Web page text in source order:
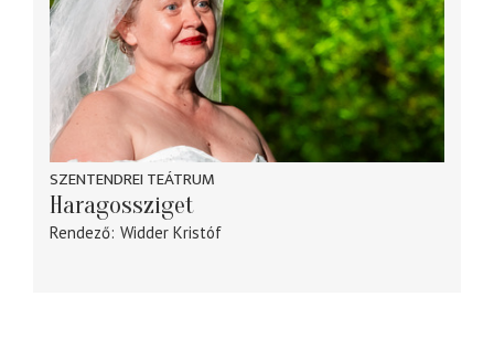
SZENTENDREI TEÁTRUM
Haragossziget
Rendező Widder Kristóf